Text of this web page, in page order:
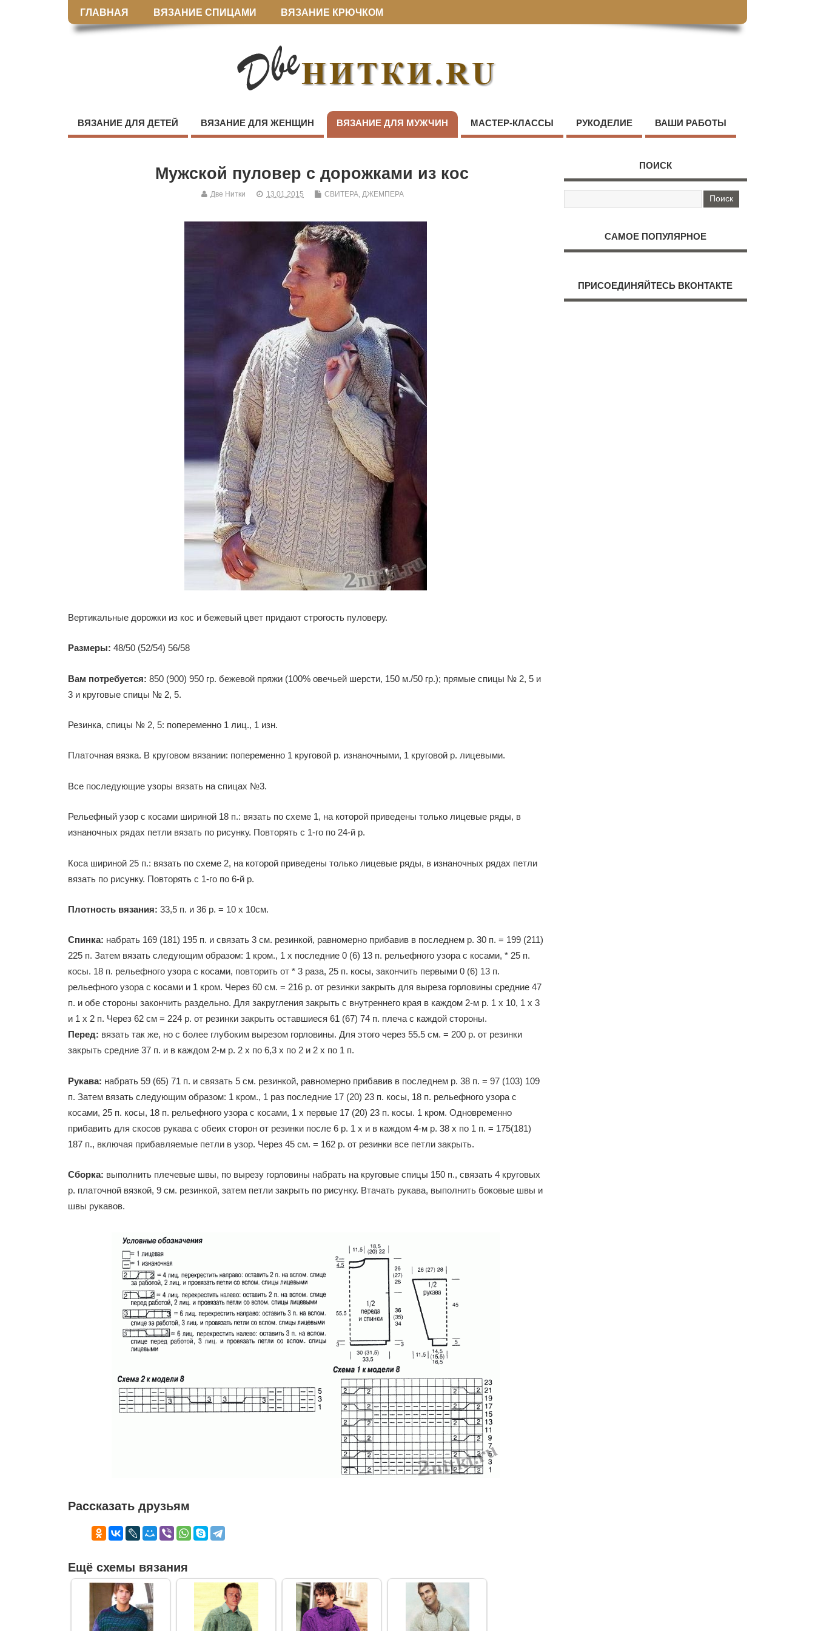
ГЛАВНАЯ ВЯЗАНИЕ СПИЦАМИ ВЯЗАНИЕ КРЮЧКОМ
ВЯЗАНИЕ ДЛЯ ДЕТЕЙ ВЯЗАНИЕ ДЛЯ ЖЕНЩИН ВЯЗАНИЕ ДЛЯ МУЖЧИН МАСТЕР-КЛАССЫ РУКОДЕЛИЕ ВАШИ РАБОТЫ
Мужской пуловер с дорожками из кос
Две Нитки 13.01.2015 СВИТЕРА, ДЖЕМПЕРА
Вертикальные дорожки из кос и бежевый цвет придают строгость пуловеру.
Размеры: 48/50 (52/54) 56/58
Вам потребуется: 850 (900) 950 гр. бежевой пряжи (100% овечьей шерсти, 150 м./50 гр.); прямые спицы № 2, 5 и
3 и круговые спицы № 2, 5.
Резинка, спицы № 2, 5: попеременно 1 лиц., 1 изн.
Платочная вязка. В круговом вязании: попеременно 1 круговой р. изнаночными, 1 круговой р. лицевыми.
Все последующие узоры вязать на спицах №3.
Рельефный узор с косами шириной 18 п.: вязать по схеме 1, на которой приведены только лицевые ряды, в
изнаночных рядах петли вязать по рисунку. Повторять с 1-го по 24-й р.
Коса шириной 25 п.: вязать по схеме 2, на которой приведены только лицевые ряды, в изнаночных рядах петли
вязать по рисунку. Повторять с 1-го по 6-й р.
Плотность вязания: 33,5 п. и 36 р. = 10 х 10см.
Спинка: набрать 169 (181) 195 п. и связать 3 см. резинкой, равномерно прибавив в последнем р. 30 п. = 199 (211)
225 п. Затем вязать следующим образом: 1 кром., 1 х последние 0 (6) 13 п. рельефного узора с косами, * 25 п.
косы. 18 п. рельефного узора с косами, повторить от * 3 раза, 25 п. косы, закончить первыми 0 (6) 13 п.
рельефного узора с косами и 1 кром. Через 60 см. = 216 р. от резинки закрыть для выреза горловины средние 47
п. и обе стороны закончить раздельно. Для закругления закрыть с внутреннего края в каждом 2-м р. 1 х 10, 1 х 3
и 1 х 2 п. Через 62 см = 224 р. от резинки закрыть оставшиеся 61 (67) 74 п. плеча с каждой стороны.
Перед: вязать так же, но с более глубоким вырезом горловины. Для этого через 55.5 см. = 200 р. от резинки
закрыть средние 37 п. и в каждом 2-м р. 2 х по 6,3 х по 2 и 2 х по 1 п.
Рукава: набрать 59 (65) 71 п. и связать 5 см. резинкой, равномерно прибавив в последнем р. 38 п. = 97 (103) 109
п. Затем вязать следующим образом: 1 кром., 1 раз последние 17 (20) 23 п. косы, 18 п. рельефного узора с
косами, 25 п. косы, 18 п. рельефного узора с косами, 1 х первые 17 (20) 23 п. косы. 1 кром. Одновременно
прибавить для скосов рукава с обеих сторон от резинки после 6 р. 1 х и в каждом 4-м р. 38 х пo 1 п. = 175(181)
187 п., включая прибавляемые петли в узор. Через 45 см. = 162 р. от резинки все петли закрыть.
Сборка: выполнить плечевые швы, по вырезу горловины набрать на круговые спицы 150 п., связать 4 круговых
р. платочной вязкой, 9 см. резинкой, затем петли закрыть по рисунку. Втачать рукава, выполнить боковые швы и
швы рукавов.
Рассказать друзьям
Ещё схемы вязания
ПОИСК
САМОЕ ПОПУЛЯРНОЕ
ПРИСОЕДИНЯЙТЕСЬ ВКОНТАКТЕ